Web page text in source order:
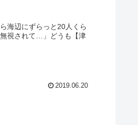
海辺にずらっと20人くら
視されて…」どうも【津
2019.06.20